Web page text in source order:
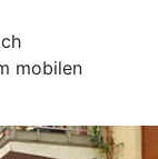
mobilen